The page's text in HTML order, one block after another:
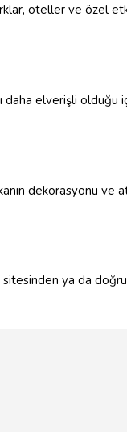
oteller ve özel
elverişli olduğu
dekorasyonu ve
sitesinden ya da